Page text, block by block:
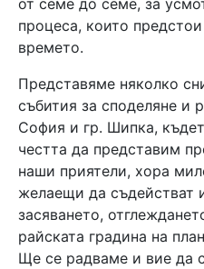
от семе до семе, за
процеса, които
времето.
Представяме няколко
събития за споделяне и
София и гр. Шипка,
честта да представим
наши приятели, хора
желаещи да съдействат
засяването,
райската градина на
Ще се радваме и вие да